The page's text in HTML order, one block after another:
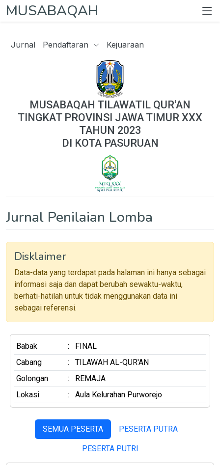
MUSABAQAH
Jurnal Pendaftaran Kejuaraan
MUSABAQAH TILAWATIL QUR'AN
TINGKAT PROVINSI JAWA TIMUR XXX
TAHUN 2023
DI KOTA PASURUAN
Jurnal Penilaian Lomba
Disklaimer
Data-data yang terdapat pada halaman ini hanya sebagai
informasi saja dan dapat berubah sewaktu-waktu,
berhati-hatilah untuk tidak menggunakan data ini
sebagai referensi.
Babak :
FINAL
Cabang
:
TILAWAH AL-QUR'AN
Golongan
:
REMAJA
Lokasi
: Aula Kelurahan Purworejo
SEMUA PESERTA PESERTA PUTRA
PESERTA PUTRI